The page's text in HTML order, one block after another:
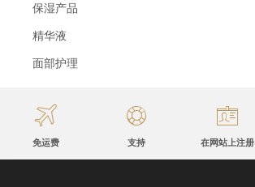
保湿产品
精华液
面部护理
免运费 支持 在网站上注册